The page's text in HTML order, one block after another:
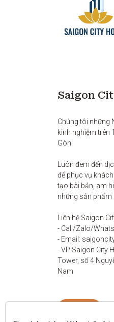
Saigon
Chúng tôi những
kinh nghiệm trên
Gòn.
Luôn đem đến
để phục vụ
tạo bài bản, am
những sản phẩm
Liên hệ Saigon
- Call/Zalo/
- Email:
- VP Saigon City
Tower, số 4
Nam